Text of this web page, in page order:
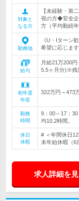
対象と
なる方
【未経験・第
視の方◆安全
方（平均勤続年
勤務地
《U・Iターン
希望に応じま
給与
月給21万200
5.5ヶ月分)※残
初年度
年収
322万円～473
勤務
時間
9：00～17：
均10.2時間。
休日
休暇
# ＜年間休日
末年始休暇（6
求人詳細を